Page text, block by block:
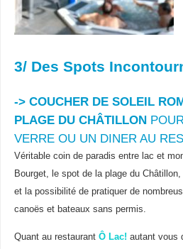
3/ Des Spots
-> COUCHER DE SOLEIL
PLAGE DU CHÂTILLON
VERRE OU UN DINER AU
Véritable coin de paradis entre lac et
Bourget, le spot de la plage du
et la possibilité de pratiquer de
canoës et bateaux sans permis.
Quant au restaurant Ô Lac! autant vous